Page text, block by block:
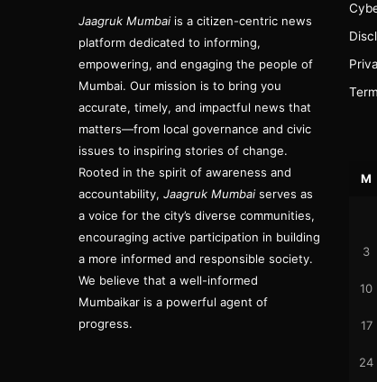
Jaagruk Mumbai is a citizen-centric news
platform dedicated to informing,
empowering, and engaging the people of
Mumbai. Our mission is to bring you
accurate, timely, and impactful news that
matters—from local governance and civic
issues to inspiring stories of change.
Rooted in the spirit of awareness and
accountability, Jaagruk Mumbai serves as
a voice for the city’s diverse communities,
encouraging active participation in building
a more informed and responsible society.
We believe that a well-informed
Mumbaikar is a powerful agent of
progress.
M
3
10
17
24